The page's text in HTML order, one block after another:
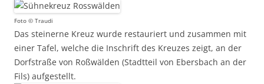
Foto © Traudi
Das steinerne Kreuz wurde restauriert und zusammen mit
einer Tafel, welche die Inschrift des Kreuzes zeigt, an der
Dorfstraße von Roßwälden (Stadtteil von Ebersbach an der
Fils) aufgestellt.